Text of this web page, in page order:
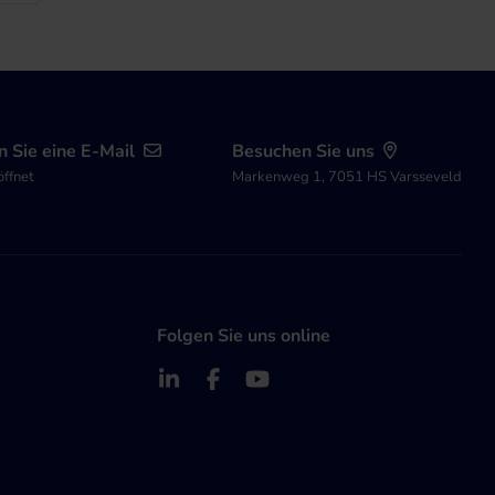
Sie eine E-Mail Besuchen Sie uns
Markenweg 1, 7051 HS Varsseveld
Folgen Sie uns online